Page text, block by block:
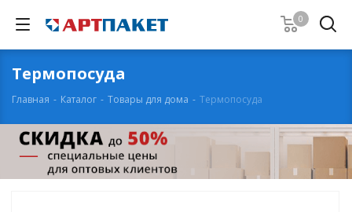
0
Термопосуда
Главная - Каталог - Товары для дома - Термопосуда